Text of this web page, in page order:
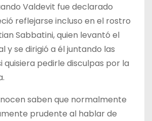
Valdevit fue declarado
reflejarse incluso en el rostro
Sabbatini, quien levantó el
y se dirigió a él juntando las
quisiera pedirle disculpas por la
saben que normalmente
prudente al hablar de